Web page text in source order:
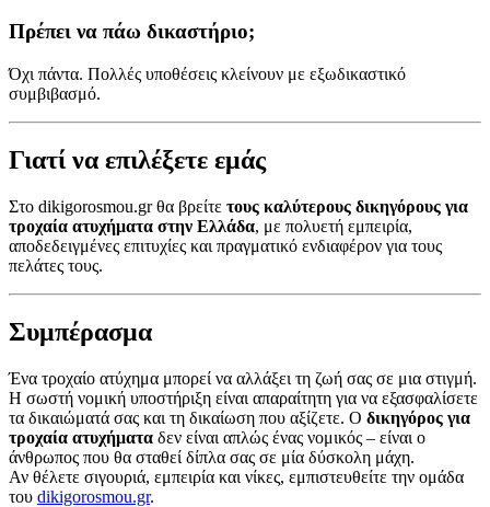
Πρέπει να πάω δικαστήριο;
Όχι πάντα. Πολλές υποθέσεις κλείνουν με εξωδικαστικό
συμβιβασμό.
Γιατί να επιλέξετε εμάς
Στο dikigorosmou.gr θα βρείτε τους καλύτερους δικηγόρους για
τροχαία ατυχήματα στην Ελλάδα, με πολυετή εμπειρία,
αποδεδειγμένες επιτυχίες και πραγματικό ενδιαφέρον για τους
πελάτες τους.
Συμπέρασμα
Ένα τροχαίο ατύχημα μπορεί να αλλάξει τη ζωή σας σε μια στιγμή.
Η σωστή νομική υποστήριξη είναι απαραίτητη για να εξασφαλίσετε
τα δικαιώματά σας και τη δικαίωση που αξίζετε. Ο δικηγόρος για
τροχαία ατυχήματα δεν είναι απλώς ένας νομικός – είναι ο
άνθρωπος που θα σταθεί δίπλα σας σε μία δύσκολη μάχη.
Αν θέλετε σιγουριά, εμπειρία και νίκες, εμπιστευθείτε την ομάδα
του dikigorosmou.gr.